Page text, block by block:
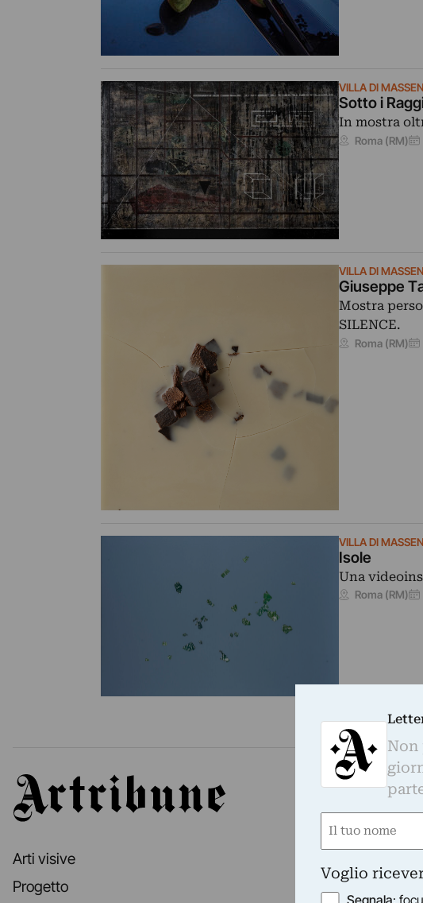
VILLA DI
Sotto i
In mostra
Roma (RM)
VILLA DI
Giuseppe
Mostra
SILENCE.
Roma (RM)
VILLA DI
Isole
Una
Roma (RM)
Artribune
Arti visive
Progetto
Non
Nome
Voglio
Segnala: